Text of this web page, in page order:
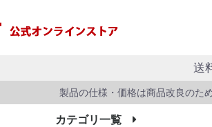
送
製品の仕様・価格は商品改良のた
カテゴリ一覧